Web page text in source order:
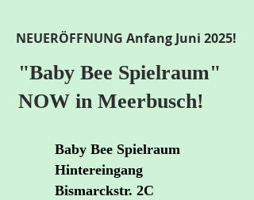
NEUERÖFFNUNG Anfang Juni 2025!
Baby Bee Spielraum
Hintereingang
Bismarckstr. 2C
"Baby Bee Spielraum"
NOW in Meerbusch!